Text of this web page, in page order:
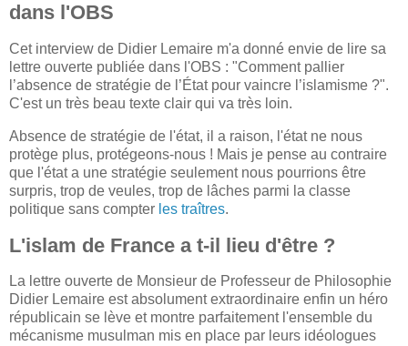
dans l'OBS
Cet interview de Didier Lemaire m'a donné envie de lire sa
lettre ouverte publiée dans l'OBS : "Comment pallier
l’absence de stratégie de l’État pour vaincre l’islamisme ?".
C'est un très beau texte clair qui va très loin.
Absence de stratégie de l'état, il a raison, l'état ne nous
protège plus, protégeons-nous ! Mais je pense au contraire
que l'état a une stratégie seulement nous pourrions être
surpris, trop de veules, trop de lâches parmi la classe
politique sans compter les traîtres.
L'islam de France a t-il lieu d'être ?
La lettre ouverte de Monsieur de Professeur de Philosophie
Didier Lemaire est absolument extraordinaire enfin un héro
républicain se lève et montre parfaitement l'ensemble du
mécanisme musulman mis en place par leurs idéologues